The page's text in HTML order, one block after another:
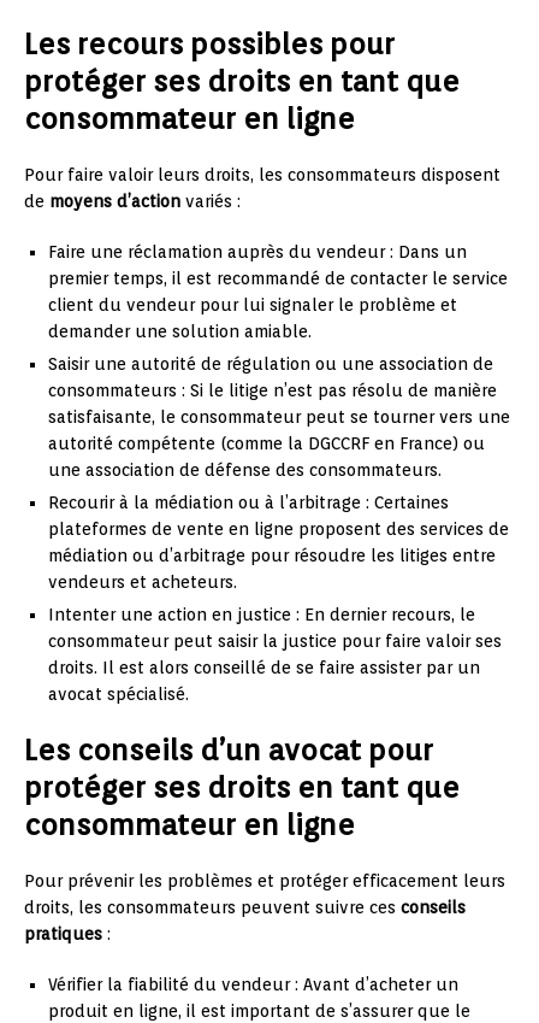
Les recours possibles pour
protéger ses droits en tant que
consommateur en ligne
Pour faire valoir leurs droits, les consommateurs disposent
de moyens d’action variés :
Faire une réclamation auprès du vendeur : Dans un
premier temps, il est recommandé de contacter le service
client du vendeur pour lui signaler le problème et
demander une solution amiable.
Saisir une autorité de régulation ou une association de
consommateurs : Si le litige n’est pas résolu de manière
satisfaisante, le consommateur peut se tourner vers une
autorité compétente (comme la DGCCRF en France) ou
une association de défense des consommateurs.
Recourir à la médiation ou à l’arbitrage : Certaines
plateformes de vente en ligne proposent des services de
médiation ou d’arbitrage pour résoudre les litiges entre
vendeurs et acheteurs.
Intenter une action en justice : En dernier recours, le
consommateur peut saisir la justice pour faire valoir ses
droits. Il est alors conseillé de se faire assister par un
avocat spécialisé.
Les conseils d’un avocat pour
protéger ses droits en tant que
consommateur en ligne
Pour prévenir les problèmes et protéger efficacement leurs
droits, les consommateurs peuvent suivre ces conseils
pratiques :
Vérifier la fiabilité du vendeur : Avant d’acheter un
produit en ligne, il est important de s’assurer que le